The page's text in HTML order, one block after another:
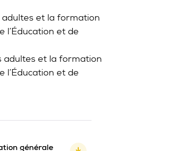
et la formation
l’Éducation et de
adultes et la formation
l’Éducation et de
générale